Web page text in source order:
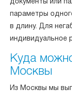
документы или
параметры
в длину. Для
индивидуальное
Куда
Москвы
Из Москвы мы